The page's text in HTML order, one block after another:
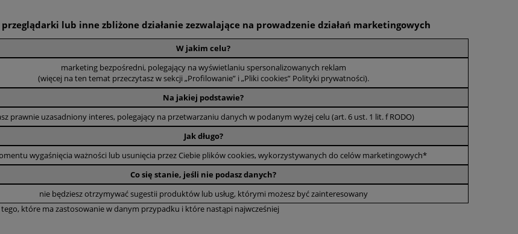
lub inne zbliżone działanie zezwalające na prowadzenie działań marketingowych
W jakim celu?
marketing bezpośredni, polegający na wyświetlaniu spersonalizowanych reklam
(więcej na ten temat przeczytasz w sekcji „Profilowanie” i „Pliki cookies” Polityki prywatności).
Na jakiej podstawie?
prawnie uzasadniony interes, polegający na przetwarzaniu danych w podanym wyżej celu (art. 6 ust. 1 lit. f RODO)
Jak długo?
wygaśnięcia ważności lub usunięcia przez Ciebie plików cookies, wykorzystywanych do celów marketingowych*
Co się stanie, jeśli nie podasz danych?
nie będziesz otrzymywać sugestii produktów lub usług, którymi możesz być zainteresowany
które ma zastosowanie w danym przypadku i które nastąpi najwcześniej